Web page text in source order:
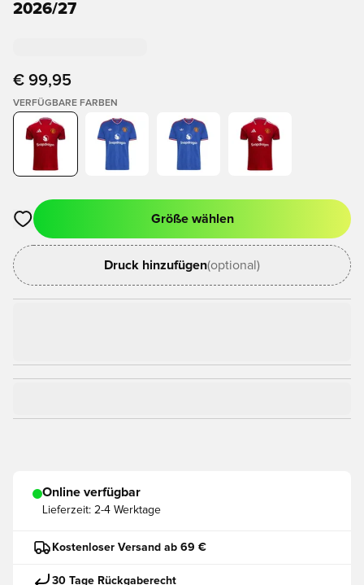
2026/27
€ 99,95
VERFÜGBARE FARBEN
Öffnet ein Fenster zum Anmelden oder Registrieren als
Größe wählen
Druck hinzufügen(optional)
Online verfügbar
Lieferzeit: 2-4 Werktage
Kostenloser Versand ab 69 €
30 Tage Rückgaberecht